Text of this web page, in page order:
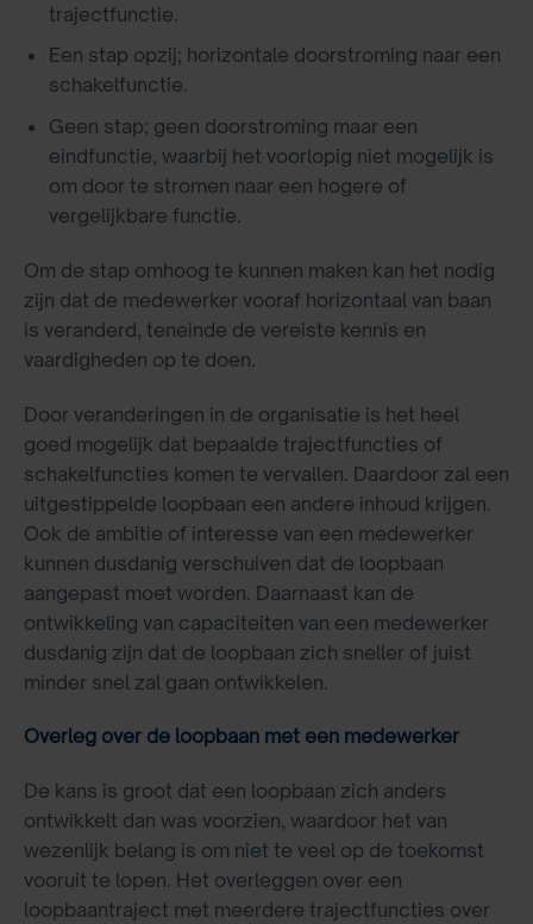
trajectfunctie.
Een stap opzij; horizontale doorstroming naar een
schakelfunctie.
Geen stap; geen doorstroming maar een
eindfunctie, waarbij het voorlopig niet mogelijk is
om door te stromen naar een hogere of
vergelijkbare functie.
Om de stap omhoog te kunnen maken kan het nodig
zijn dat de medewerker vooraf horizontaal van baan
is veranderd, teneinde de vereiste kennis en
vaardigheden op te doen.
Door veranderingen in de organisatie is het heel
goed mogelijk dat bepaalde trajectfuncties of
schakelfuncties komen te vervallen. Daardoor zal een
uitgestippelde loopbaan een andere inhoud krijgen.
Ook de ambitie of interesse van een medewerker
kunnen dusdanig verschuiven dat de loopbaan
aangepast moet worden. Daarnaast kan de
ontwikkeling van capaciteiten van een medewerker
dusdanig zijn dat de loopbaan zich sneller of juist
minder snel zal gaan ontwikkelen.
Overleg over de loopbaan met een medewerker
De kans is groot dat een loopbaan zich anders
ontwikkelt dan was voorzien, waardoor het van
wezenlijk belang is om niet te veel op de toekomst
vooruit te lopen. Het overleggen over een
loopbaantraject met meerdere trajectfuncties over